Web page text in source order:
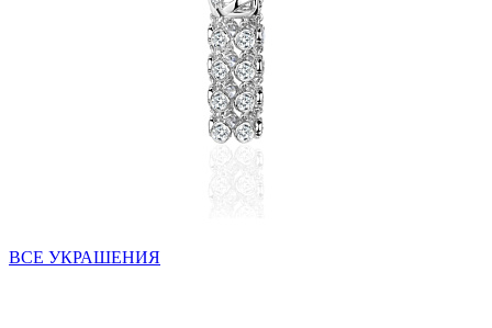
ВСЕ УКРАШЕНИЯ